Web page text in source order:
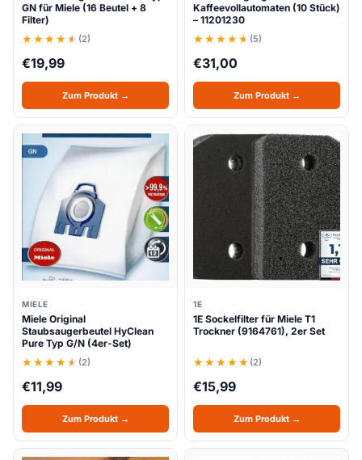
GN für Miele (16 Beutel + 8
Filter)
(2)
€19,99
Zum Produkt →
Kaffeevollautomaten (10 Stück)
– 11201230
(5)
€31,00
Zum Produkt →
MIELE
Miele Original
Staubsaugerbeutel HyClean
Pure Typ G/N (4er-Set)
(2)
€11,99
Zum Produkt →
1E
1E Sockelfilter für Miele T1
Trockner (9164761), 2er Set
(2)
€15,99
Zum Produkt →